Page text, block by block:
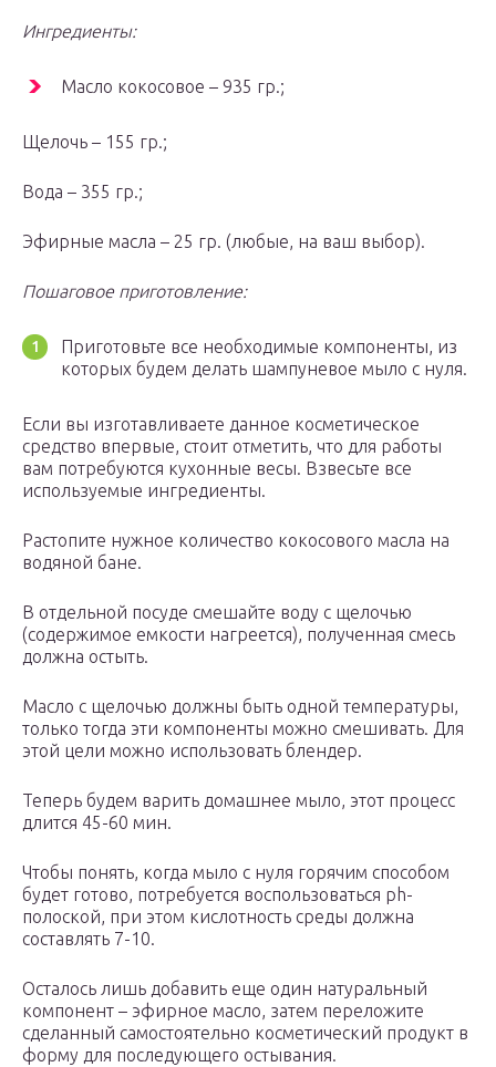
Ингредиенты:
Масло кокосовое – 935 гр.;
Щелочь – 155 гр.;
Вода – 355 гр.;
Эфирные масла – 25 гр. (любые, на ваш выбор).
Пошаговое приготовление:
Приготовьте все необходимые компоненты, из
которых будем делать шампуневое мыло с нуля.
Если вы изготавливаете данное косметическое
средство впервые, стоит отметить, что для работы
вам потребуются кухонные весы. Взвесьте все
используемые ингредиенты.
Растопите нужное количество кокосового масла на
водяной бане.
В отдельной посуде смешайте воду с щелочью
(содержимое емкости нагреется), полученная смесь
должна остыть.
Масло с щелочью должны быть одной температуры,
только тогда эти компоненты можно смешивать. Для
этой цели можно использовать блендер.
Теперь будем варить домашнее мыло, этот процесс
длится 45-60 мин.
Чтобы понять, когда мыло с нуля горячим способом
будет готово, потребуется воспользоваться ph-
полоской, при этом кислотность среды должна
составлять 7-10.
Осталось лишь добавить еще один натуральный
компонент – эфирное масло, затем переложите
сделанный самостоятельно косметический продукт в
форму для последующего остывания.